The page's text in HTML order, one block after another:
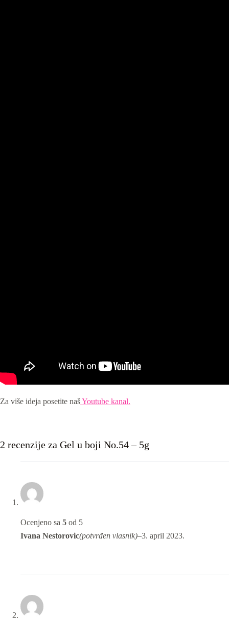
Za više ideja posetite našYoutube kanal.
2 recenzije za Gel u boji No.54 – 5g
Ocenjeno sa 5 od 5
Ivana Nestorovic(potvrđen vlasnik)–3. april 2023.